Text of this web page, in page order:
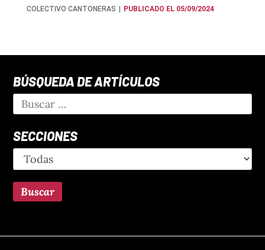
COLECTIVO CANTONERAS PUBLICADO EL 05/09/2024
BÚSQUEDA DE ARTÍCULOS
SECCIONES